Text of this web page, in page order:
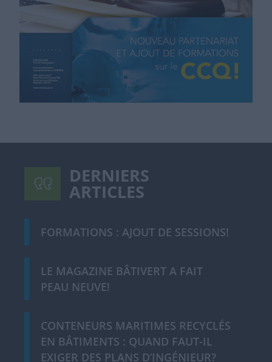
DERNIERS
ARTICLES
FORMATIONS : AJOUT DE SESSIONS!
LE MAGAZINE BÂTIVERT A FAIT
PEAU NEUVE!
CONTENEURS MARITIMES RECYCLÉS
EN BÂTIMENTS : QUAND FAUT-IL
EXIGER DES PLANS D’INGÉNIEUR?